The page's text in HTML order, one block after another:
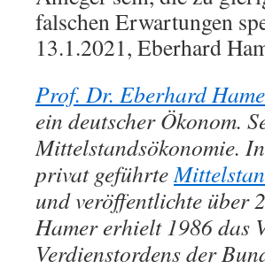
falschen Erwartungen
13.1.2021, Eberhard
Prof. Dr. Eberhard
ein deutscher Ökonom.
Mittelstandsökonomie.
privat geführte
und veröffentlichte über
Hamer erhielt 1986 das
Verdienstordens der